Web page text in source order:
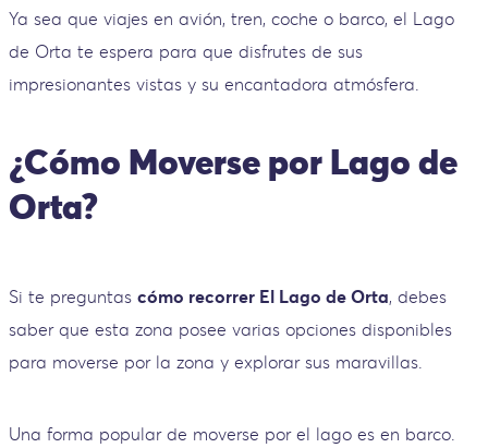
Ya sea que viajes en avión, tren, coche o barco, el Lago
de Orta te espera para que disfrutes de sus
impresionantes vistas y su encantadora atmósfera.
¿Cómo Moverse por Lago de
Orta?
Si te preguntas cómo recorrer El Lago de Orta, debes
saber que esta zona posee varias opciones disponibles
para moverse por la zona y explorar sus maravillas.
Una forma popular de moverse por el lago es en barco.